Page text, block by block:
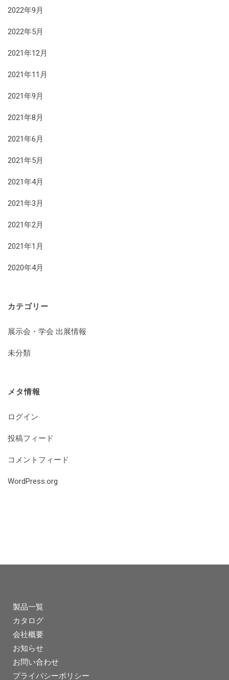
2022年9月
2022年5月
2021年12月
2021年11月
2021年9月
2021年8月
2021年6月
2021年5月
2021年4月
2021年3月
2021年2月
2021年1月
2020年4月
カテゴリー
展示会・学会 出展情報
未分類
メタ情報
ログイン
投稿フィード
コメントフィード
WordPress.org
製品一覧
カタログ
会社概要
お知らせ
お問い合わせ
プライバシーポリシー